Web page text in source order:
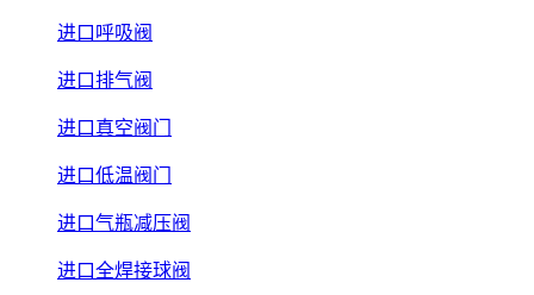
进口呼吸阀
进口排气阀
进口真空阀门
进口低温阀门
进口气瓶减压阀
进口全焊接球阀